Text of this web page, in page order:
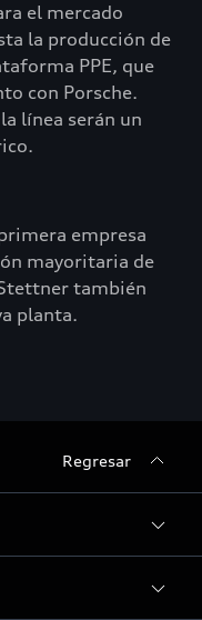
el mercado
la producción de
PPE, que
con Porsche.
línea serán un
empresa
mayoritaria de
también
planta.
Regresar